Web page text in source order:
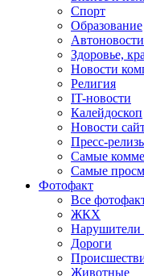
Спорт
Образование
Автоновости
Здоровье,
Новости
Религия
IT-новости
Калейдоскоп
Новости
Пресс-
Самые
Самые
Фотофакт
Все
ЖКХ
Дороги
Животные